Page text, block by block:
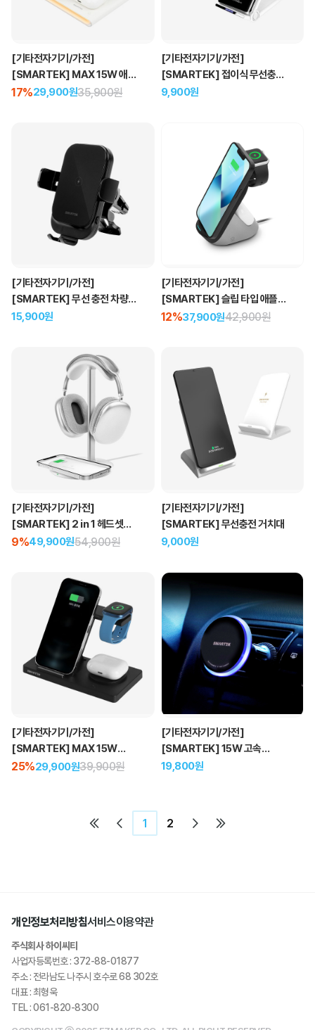
[기타전자기기/가전]
[SMARTEK] MAX 15W 애플
+갤럭시 겸용 접이식 무선 충전
17%29,900원35,900원
[기타전자기기/가전]
[SMARTEK] 접이식 무선충전
거치대
9,900원
[기타전자기기/가전]
[SMARTEK] 무선 충전 차량용
거치대
15,900원
[기타전자기기/가전]
[SMARTEK] 슬립 타입 애플
3in1 무선 충전 거치대
12%37,900원42,900원
[기타전자기기/가전]
[SMARTEK] 2 in 1 헤드셋
거치대
9%49,900원54,900원
[기타전자기기/가전]
[SMARTEK] 무선충전 거치대
9,000원
[기타전자기기/가전]
[SMARTEK] MAX 15W
접이식 멀티 무선 충전기
25%29,900원39,900원
[기타전자기기/가전]
[SMARTEK] 15W 고속
마그네틱 차량용 충전 거치대
19,800원
1 2
개인정보처리방침서비스이용약관
주식회사 하이씨티
사업자등록번호 : 372-88-01877
주소 : 전라남도 나주시 호수로 68 302호
대표 : 최형욱
TEL : 061-820-8300